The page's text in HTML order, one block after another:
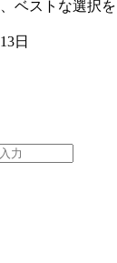
ベストな選択を
日